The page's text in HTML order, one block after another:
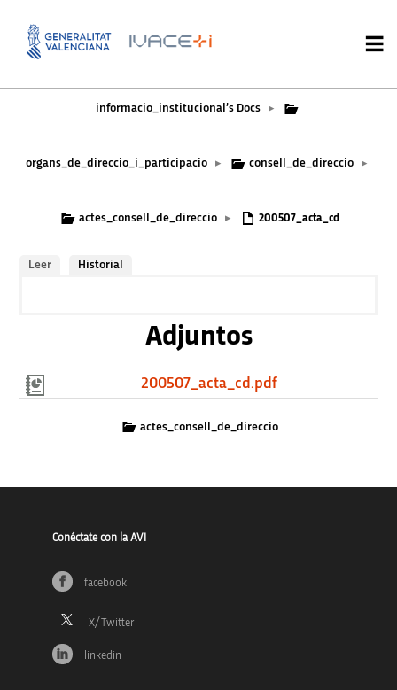
informacio_institucional’s Docs ▸
organs_de_direccio_i_participacio ▸ consell_de_direccio ▸
actes_consell_de_direccio ▸ 200507_acta_cd
Leer Historial
Adjuntos
200507_acta_cd.pdf
actes_consell_de_direccio
Conéctate con la AVI
facebook
linkedin